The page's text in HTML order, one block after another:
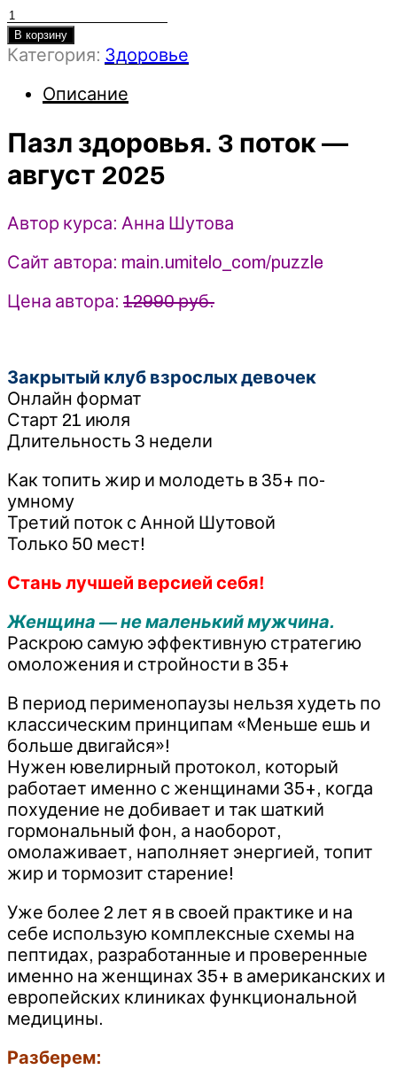
Количество
товара
Пазл
(август
2025)
-
Шутова
В корзину
Категория: Здоровье
Описание
Пазл здоровья. 3 поток —
август 2025
Автор курса: Анна Шутова
Сайт автора: main.umitelo_com/puzzle
Цена автора: 12990 руб.
Закрытый клуб взрослых девочек
Онлайн формат
Старт 21 июля
Длительность 3 недели
Как топить жир и молодеть в 35+ по-
умному
Третий поток с Анной Шутовой
Только 50 мест!
Стань лучшей версией себя!
Женщина — не маленький мужчина.
Раскрою самую эффективную стратегию
омоложения и стройности в 35+
В период перименопаузы нельзя худеть по
классическим принципам «Меньше ешь и
больше двигайся»!
Нужен ювелирный протокол, который
работает именно с женщинами 35+, когда
похудение не добивает и так шаткий
гормональный фон, а наоборот,
омолаживает, наполняет энергией, топит
жир и тормозит старение!
Уже более 2 лет я в своей практике и на
себе использую комплексные схемы на
пептидах, разработанные и проверенные
именно на женщинах 35+ в американских и
европейских клиниках функциональной
медицины.
Разберем: